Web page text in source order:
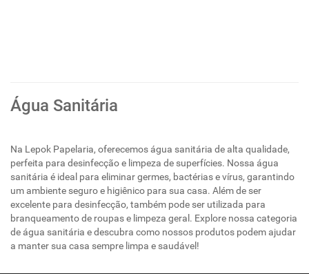
Água Sanitária
Na Lepok Papelaria, oferecemos água sanitária de alta qualidade,
perfeita para desinfecção e limpeza de superfícies. Nossa água
sanitária é ideal para eliminar germes, bactérias e vírus, garantindo
um ambiente seguro e higiênico para sua casa. Além de ser
excelente para desinfecção, também pode ser utilizada para
branqueamento de roupas e limpeza geral. Explore nossa categoria
de água sanitária e descubra como nossos produtos podem ajudar
a manter sua casa sempre limpa e saudável!